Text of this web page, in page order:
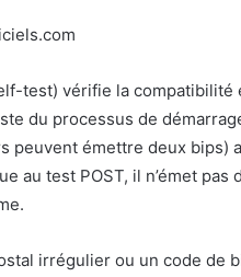
test) vérifie la
du processus de
peuvent émettre deux bips)
au test POST, il n’émet
irrégulier ou un code de